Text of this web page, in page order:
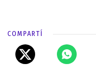
COMPARTÍ